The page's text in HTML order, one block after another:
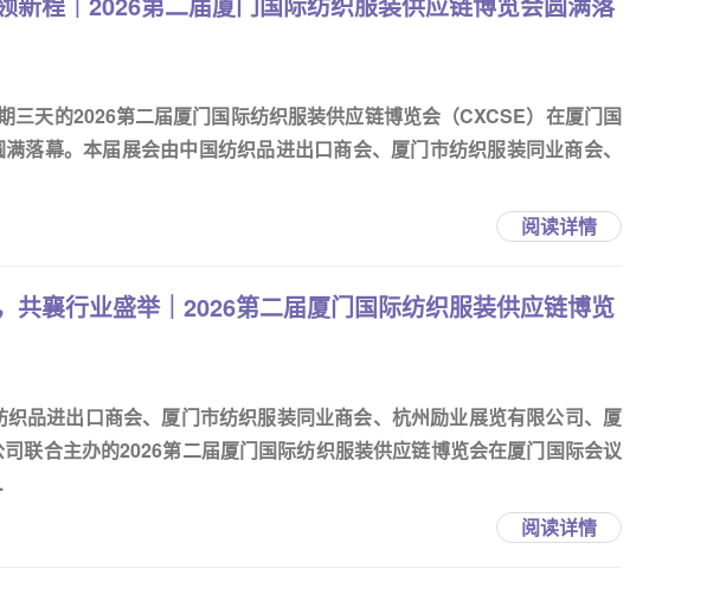
三天的2026第二届厦门国际纺织服装供应链博览会（CXCSE）在厦门国
落幕。本届展会由中国纺织品进出口商会、厦门市纺织服装同业商会、
阅读详情
共襄行业盛举｜2026第二届厦门国际纺织服装供应链博览
品进出口商会、厦门市纺织服装同业商会、杭州励业展览有限公司、厦
联合主办的2026第二届厦门国际纺织服装供应链博览会在厦门国际会议
阅读详情